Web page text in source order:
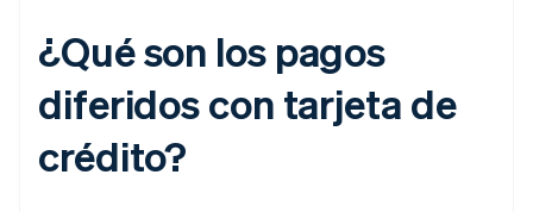
¿Qué son los pagos
diferidos con tarjeta de
crédito?